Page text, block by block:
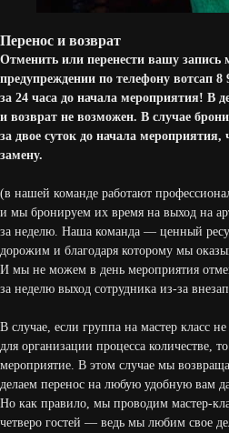
Перенос и возврат
Отменить или перенести вашу
предупреждении по телефону вотсап 8
за 24 часа до начала мероприятия! В
и возврат не возможен. В случае
за двое суток до начала
замену.
(в нашей команде работают
и мы бронируем их время на выход на
за неделю. Наша команда — ценный
дорожим и благодаря которому мы
И мы не можем в день мероприятия
за неделю выход сотрудника из-за
В случае, если группа на мастер класс
для организации процесса количестве,
мероприятие. В этом случае мы
делаем перенос на любую удобную вам
Но как правило, мы проводим мастер-
четверо гостей — ведь мы любим свое